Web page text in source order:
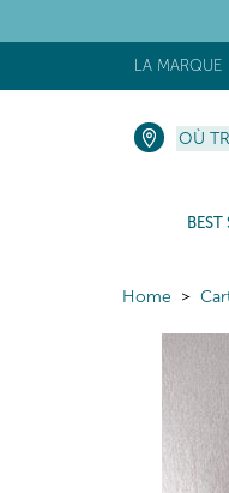
LA MARQUE
OÙ
BEST
Home